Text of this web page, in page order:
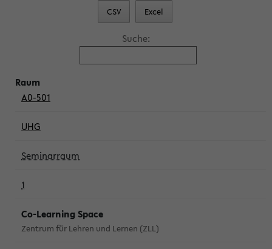
CSV Excel
Suche:
A0-501
UHG
Seminarraum
1
Co-Learning Space
Zentrum für Lehren und Lernen (ZLL)